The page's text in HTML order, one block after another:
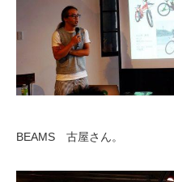
BEAMS 古屋さん。